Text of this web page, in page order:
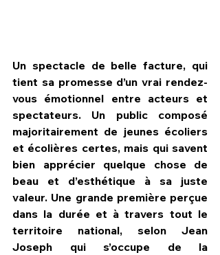
Un spectacle de belle facture, qui
tient sa promesse d’un vrai rendez-
vous émotionnel entre acteurs et
spectateurs. Un public composé
majoritairement de jeunes écoliers
et écolières certes, mais qui savent
bien apprécier quelque chose de
beau et d’esthétique à sa juste
valeur. Une grande première perçue
dans la durée et à travers tout le
territoire national, selon Jean
Joseph qui s’occupe de la